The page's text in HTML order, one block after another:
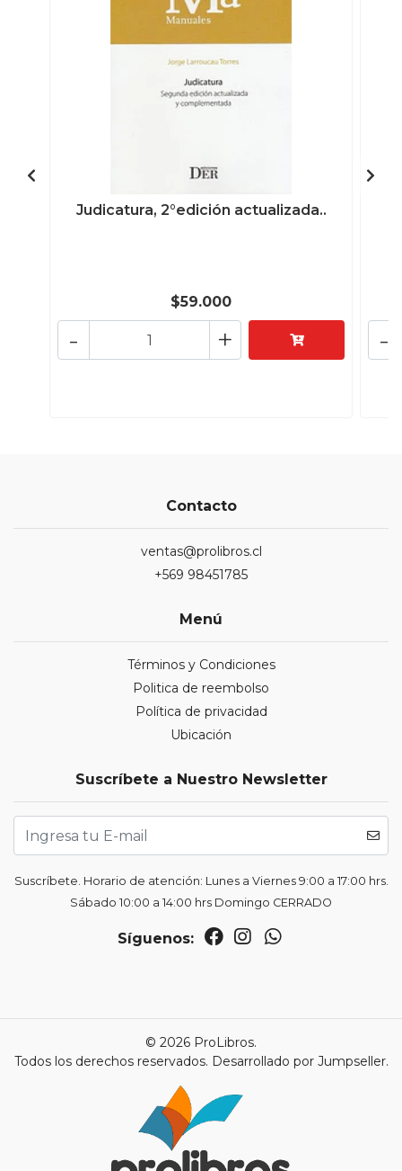
Judicatura, 2°edición actualizada..
$59.000
+
- -
Contacto
ventas@prolibros.cl
+569 98451785
Menú
Términos y Condiciones
Politica de reembolso
Política de privacidad
Ubicación
Suscríbete a Nuestro Newsletter
Suscríbete. Horario de atención: Lunes a Viernes 9:00 a 17:00 hrs.
Sábado 10:00 a 14:00 hrs Domingo CERRADO
Síguenos:
© 2026 ProLibros.
Todos los derechos reservados. Desarrollado por Jumpseller.